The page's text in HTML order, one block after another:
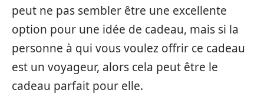
peut ne pas sembler être une excellente
option pour une idée de cadeau, mais si la
personne à qui vous voulez offrir ce cadeau
est un voyageur, alors cela peut être le
cadeau parfait pour elle.